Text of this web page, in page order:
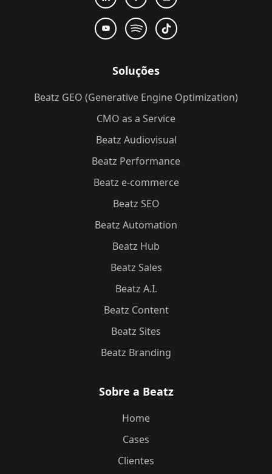
Soluções
Beatz GEO (Generative Engine Optimization)
CMO as a Service
Beatz Audiovisual
Beatz Performance
Beatz e-commerce
Beatz SEO
Beatz Automation
Beatz Hub
Beatz Sales
Beatz A.I.
Beatz Content
Beatz Sites
Beatz Branding
Sobre a Beatz
Home
Cases
Clientes